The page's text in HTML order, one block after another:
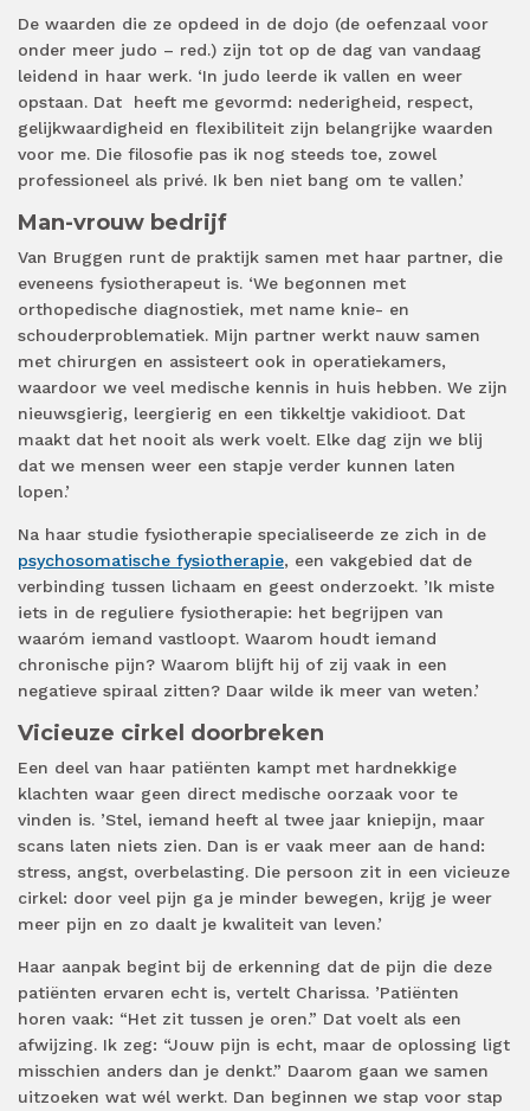
De waarden die ze opdeed in de dojo (de oefenzaal voor
onder meer judo – red.) zijn tot op de dag van vandaag
leidend in haar werk. ‘In judo leerde ik vallen en weer
opstaan. Dat
heeft me gevormd: nederigheid, respect,
gelijkwaardigheid en flexibiliteit zijn belangrijke waarden
voor me. Die filosofie pas ik nog steeds toe, zowel
professioneel als privé. Ik ben niet bang om te vallen.’
Man-vrouw bedrijf
Van Bruggen runt de praktijk samen met haar partner, die
eveneens fysiotherapeut is. ‘We begonnen met
orthopedische diagnostiek, met name knie- en
schouderproblematiek. Mijn partner werkt nauw samen
met chirurgen en assisteert ook in operatiekamers,
waardoor we veel medische kennis in huis hebben. We zijn
nieuwsgierig, leergierig en een tikkeltje vakidioot. Dat
maakt dat het nooit als werk voelt. Elke dag zijn we blij
dat we mensen weer een stapje verder kunnen laten
lopen.’
Na haar studie fysiotherapie specialiseerde ze zich in de
psychosomatische fysiotherapie, een vakgebied dat de
verbinding tussen lichaam en geest onderzoekt. ’Ik miste
iets in de reguliere fysiotherapie: het begrijpen van
waaróm iemand vastloopt. Waarom houdt iemand
chronische pijn? Waarom blijft hij of zij vaak in een
negatieve spiraal zitten? Daar wilde ik meer van weten.’
Vicieuze cirkel doorbreken
Een deel van haar patiënten kampt met hardnekkige
klachten waar geen direct medische oorzaak voor te
vinden is. ’Stel, iemand heeft al twee jaar kniepijn, maar
scans laten niets zien. Dan is er vaak meer aan de hand:
stress, angst, overbelasting. Die persoon zit in een vicieuze
cirkel: door veel pijn ga je minder bewegen, krijg je weer
meer pijn en zo daalt je kwaliteit van leven.’
Haar aanpak begint bij de erkenning dat de pijn die deze
patiënten ervaren echt is, vertelt Charissa. ’Patiënten
horen vaak: “Het zit tussen je oren.” Dat voelt als een
afwijzing. Ik zeg: “Jouw pijn is echt, maar de oplossing ligt
misschien anders dan je denkt.” Daarom gaan we samen
uitzoeken wat wél werkt. Dan beginnen we stap voor stap